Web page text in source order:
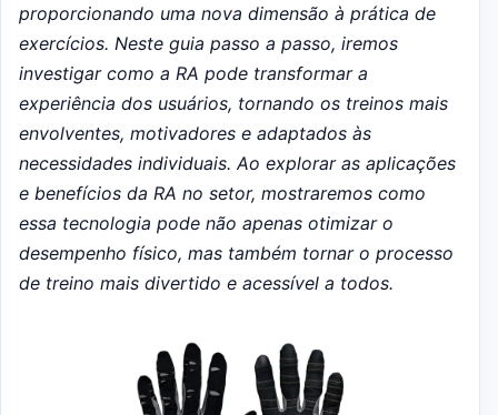
proporcionando uma nova dimensão à prática de
exercícios. Neste guia passo a passo, iremos
investigar como a RA pode transformar a
experiência dos usuários, tornando os treinos mais
envolventes, motivadores e adaptados às
necessidades individuais. Ao explorar as aplicações
e benefícios da RA no setor, mostraremos como
essa tecnologia pode não apenas otimizar o
desempenho físico, mas também tornar o processo
de treino mais divertido e acessível a todos.